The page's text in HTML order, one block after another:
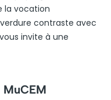
la vocation
contraste avec
invite à une